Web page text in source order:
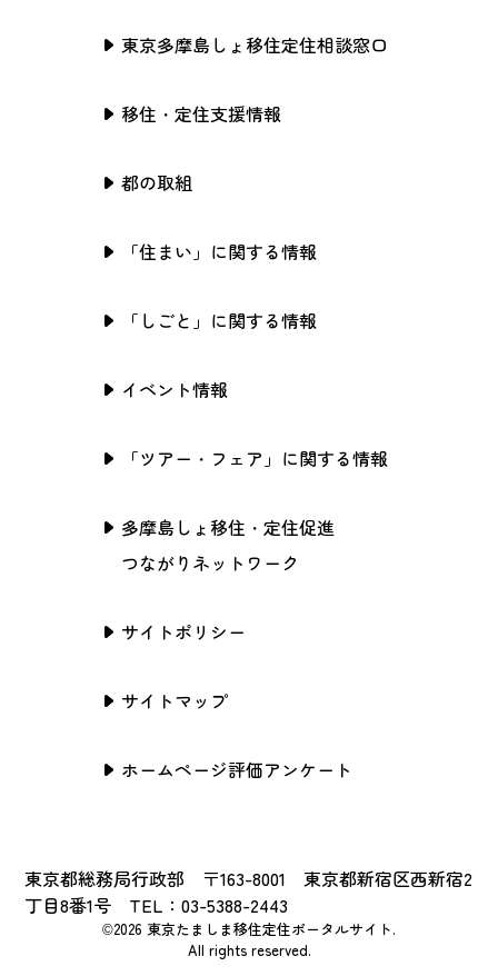
東京多摩島しょ移住定住相談窓口
移住・定住支援情報
都の取組
「住まい」に関する情報
「しごと」に関する情報
イベント情報
「ツアー・フェア」に関する情報
多摩島しょ移住・定住促進
つながりネットワーク
サイトポリシー
サイトマップ
ホームページ評価アンケート
東京都総務局行政部 〒163-8001 東京都新宿区西新宿2
丁目8番1号 TEL：03-5388-2443
©2026 東京たましま移住定住ポータルサイト.
All rights reserved.